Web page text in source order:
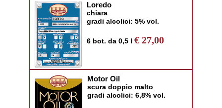
Loredo
chiara
gradi alcolici: 5% vol.
6 bot. da 0,5 l € 27,00
Motor Oil
scura doppio malto
gradi alcolici: 6,8% vol.